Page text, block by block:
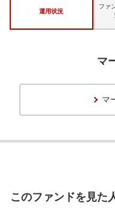
運用状況
ファ
マ
マ
このファンドを見た